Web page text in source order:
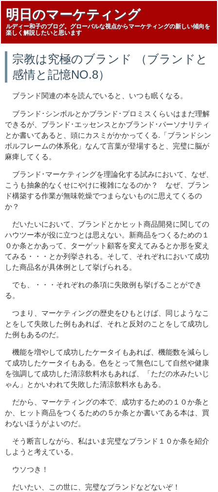
明日のマーケティング
ルディー和子のブログ。グローバルな視点からマーケティングの新しい傾向を
楽しく解説したいと思います
宗教は究極のブランド （ブランドと
感情と記憶NO.8）
ブランド関連の本を読んでいると、いつも眠くなる。
ブランド･シンボルとかブランド･プロミスくらいはまだ理解
できるが、ブランド･エッセンスとかブランド･パーソナリティ
とか書いてあると、頭にカスミがかかってくる.「ブランドシン
ボルフレームの体系化」なんて言葉が登場すると、完璧に脳が
麻痺してくる。
ブランド･マーケティングを理論化する試みにおいて、なぜ、
こうも抽象的なくせにやけに複雑になるのか？ なぜ、ブラン
ド構築する作業が無味乾燥でつまらないものに思えてくるの
か？
だいたいにおいて、ブランドとかヒット商品開発に関しての
ハウツー本が役に立つとは思えない。新商品をつくるための１
０か条とかあって、ターゲット顧客を変えてみるとか形を変え
てみる・・・とか列挙される。そして、それぞれにおいて成功
した商品名が具体例として挙げられる。
でも、・・・それぞれの条項に失敗例も挙げることができ
る。
つまり、マーケティングの歴史をひもとけば、同じようなこ
とをして失敗した例もあれば、それと反対のことをして成功し
た例もあるのだ。
機能を増やして成功したケータイもあれば、機能数を減らし
て成功したケータイもある。色をとって無色にして自然や健康
を強調して成功した清涼飲料水もあれば、「ただの水みたいじ
ゃん」とかいわれて失敗した清涼飲料水もある。
だから、マーケティングの本で、成功するための１０か条と
か、ヒット商品をつくるための５か条とか書いてある本は、買
わないほうがよいのだ。
そう断言しながら、私はいま完璧なブランド１０か条を紹介
しようと考えている。
ウソつき！
だいたい、この世に、完璧なブランドなどないぞ！